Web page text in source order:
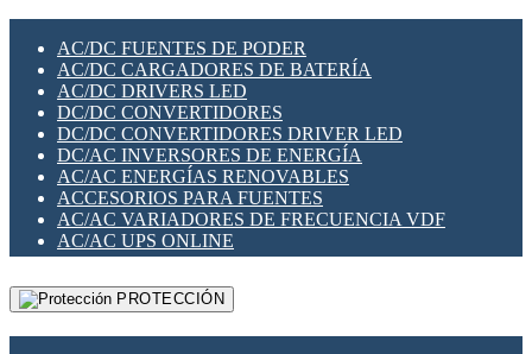
SWITCH Y MICROSWITCH
TARJETAS PI
UNIÓN Y DERIVACIÓN DE CABLE
PLACAS MODULARES IOT
SWITCHES Y REDES WIFI
SOLUCIONES IOT
SOLUCIONES LORAWAN
SOLUCIONES RED CELULAR
SEGURIDAD PARA REDES
SWITCHES LAN
TELEFONÍA IP (VOIP)
VIGILANCIA IP (CCTV)
MESHTASTIC
AC/DC FUENTES DE PODER
AC/DC CARGADORES DE BATERÍA
AC/DC DRIVERS LED
DC/DC CONVERTIDORES
DC/DC CONVERTIDORES DRIVER LED
DC/AC INVERSORES DE ENERGÍA
AC/AC ENERGÍAS RENOVABLES
ACCESORIOS PARA FUENTES
AC/AC VARIADORES DE FRECUENCIA VDF
AC/AC UPS ONLINE
PROTECCIÓN